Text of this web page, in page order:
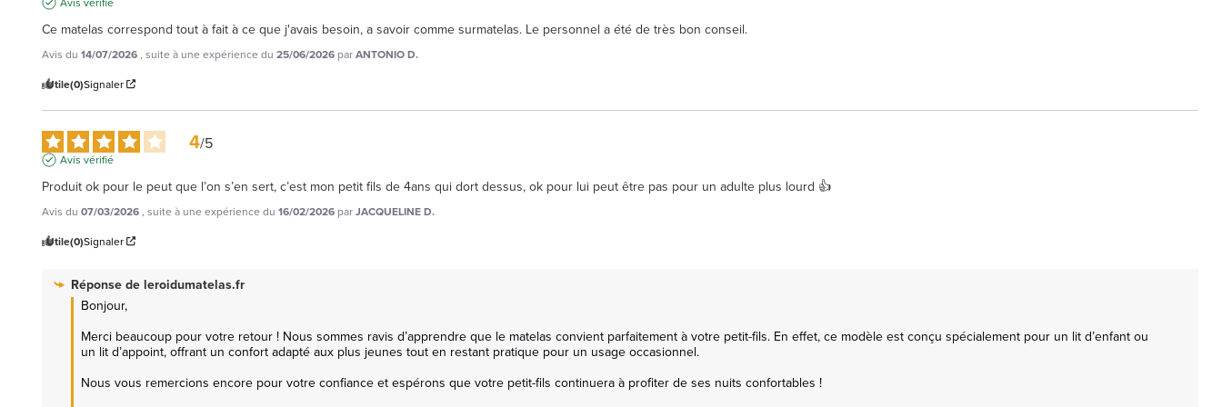
Ce matelas correspond tout à fait à ce que j'avais besoin, a savoir comme surmatelas. Le personnel a été de très bon conseil.
Avis du 14/07/2026, suite à une expérience du 25/06/2026 parANTONIO D.
Utile(0)Signaler
4/5
Avis vérifié
Produit ok pour le peut que l’on s’en sert, c’est mon petit fils de 4ans qui dort dessus, ok pour lui peut être pas pour un adulte plus lourd 👍
Avis du 07/03/2026, suite à une expérience du 16/02/2026 parJACQUELINE D.
Utile(0)Signaler
Réponse de leroidumatelas.fr
Bonjour,
Merci beaucoup pour votre retour ! Nous sommes ravis d’apprendre que le matelas convient parfaitement à votre petit-fils. En effet, ce modèle est conçu spécialement pour un lit d’enfant ou
un lit d’appoint, offrant un confort adapté aux plus jeunes tout en restant pratique pour un usage occasionnel.
Nous vous remercions encore pour votre confiance et espérons que votre petit-fils continuera à profiter de ses nuits confortables !